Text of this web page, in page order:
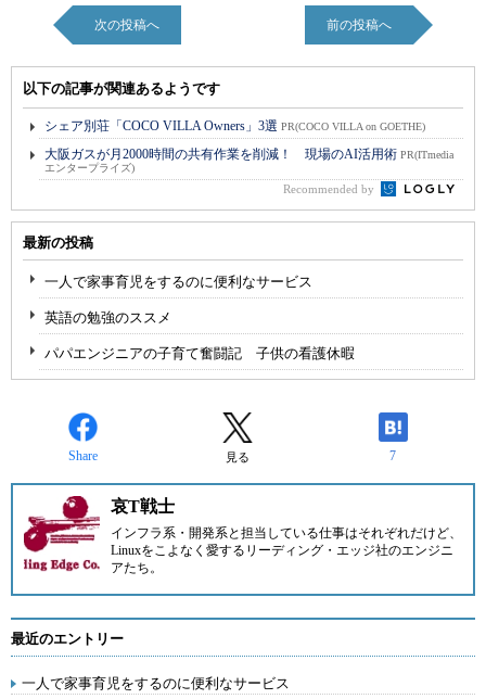
次の投稿へ 前の投稿へ
以下の記事が関連あるようです
シェア別荘「COCO VILLA Owners」3選 PR(COCO VILLA on GOETHE)
大阪ガスが月2000時間の共有作業を削減！ 現場のAI活用術 PR(ITmedia
エンタープライズ)
Recommended by
最新の投稿
一人で家事育児をするのに便利なサービス
英語の勉強のススメ
パパエンジニアの子育て奮闘記 子供の看護休暇
Share 見る 7
哀T戦士
インフラ系・開発系と担当している仕事はそれぞれだけど、
Linuxをこよなく愛する リーディング・エッジ社のエンジニ
アたち。
最近のエントリー
一人で家事育児をするのに便利なサービス